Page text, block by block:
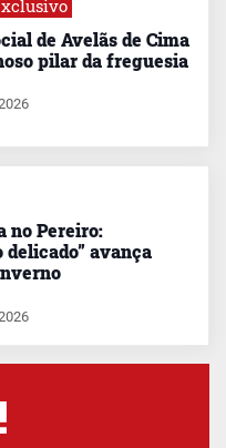
de Avelãs de Cima
pilar da freguesia
no Pereiro:
delicado” avança